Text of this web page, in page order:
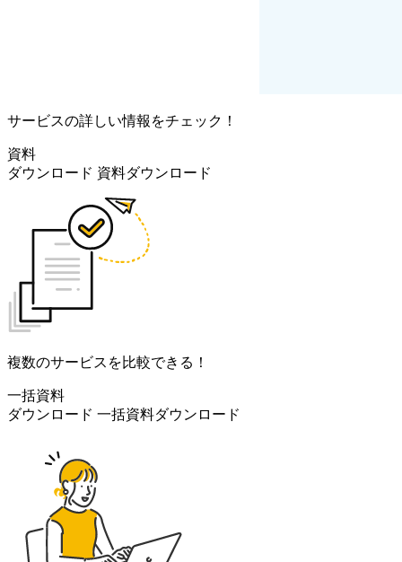
サービスの詳しい情報をチェック！
資料
ダウンロード 資料ダウンロード
複数のサービスを比較できる！
一括資料
ダウンロード 一括資料ダウンロード